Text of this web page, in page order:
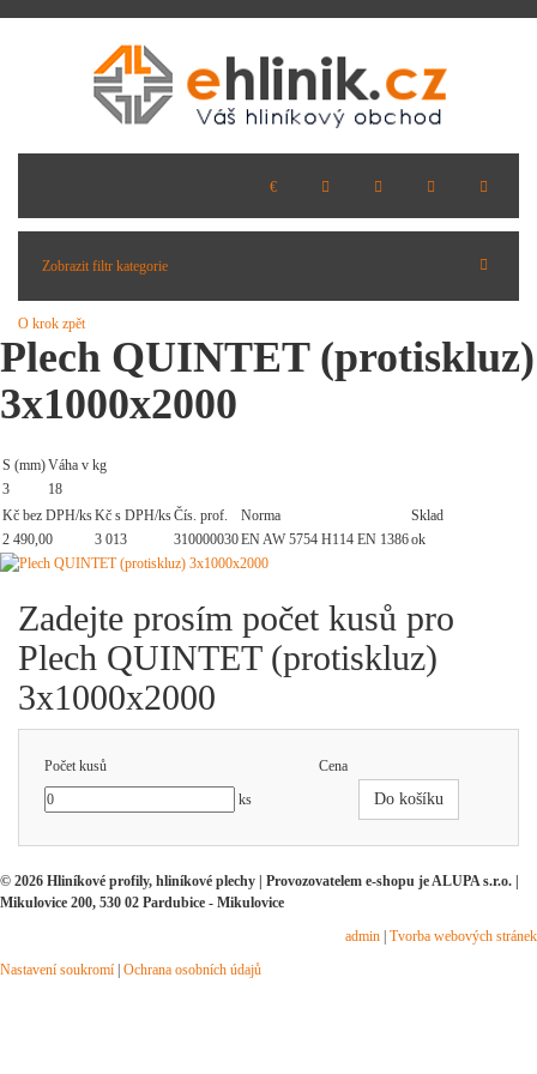
Zobrazit filtr kategorie
O krok zpět
Plech QUINTET (protiskluz)
3x1000x2000
S (mm)Váha v kg
3
18
Kč bez DPH/ksKč s DPH/ksČís. prof. Norma
Sklad
2 490,00
3 013 310000030EN AW 5754 H114 EN 1386ok
Zadejte prosím počet kusů pro
Plech QUINTET (protiskluz)
3x1000x2000
Počet kusů
Cena
ks
Do košíku
© 2026 Hliníkové profily, hliníkové plechy | Provozovatelem e-shopu je ALUPA s.r.o. |
Mikulovice 200, 530 02 Pardubice - Mikulovice
admin Tvorba webových stránek
Nastavení soukromí Ochrana osobních údajů